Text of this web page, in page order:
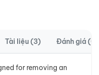
Tài liệu (3) Đánh giá (0)
for removing an